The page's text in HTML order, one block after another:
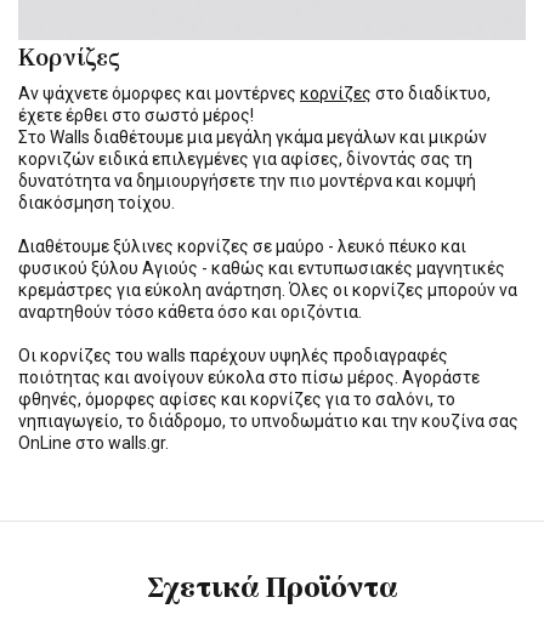
Κορνίζες
Αν ψάχνετε όμορφες και μοντέρνες κορνίζες στο διαδίκτυο,
έχετε έρθει στο σωστό μέρος!
Στο Walls διαθέτουμε μια μεγάλη γκάμα μεγάλων και μικρών
κορνιζών ειδικά επιλεγμένες για αφίσες, δίνοντάς σας τη
δυνατότητα να δημιουργήσετε την πιο μοντέρνα και κομψή
διακόσμηση τοίχου.
Διαθέτουμε ξύλινες κορνίζες σε μαύρο - λευκό πέυκο και
φυσικού ξύλου Αγιούς - καθώς και εντυπωσιακές μαγνητικές
κρεμάστρες για εύκολη ανάρτηση. Όλες οι κορνίζες μπορούν να
αναρτηθούν τόσο κάθετα όσο και οριζόντια.
Οι κορνίζες του walls παρέχουν υψηλές προδιαγραφές
ποιότητας και ανοίγουν εύκολα στο πίσω μέρος. Αγοράστε
φθηνές, όμορφες αφίσες και κορνίζες για το σαλόνι, το
νηπιαγωγείο, το διάδρομο, το υπνοδωμάτιο και την κουζίνα σας
OnLine στο walls.gr.
Σχετικά Προϊόντα